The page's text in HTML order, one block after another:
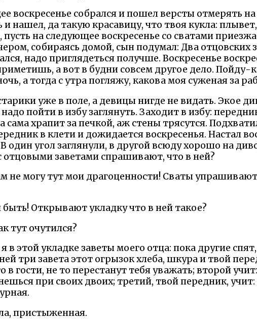
воскресенье собрался и пошел версты отмерять на
нашел, да такую красавицу, что твоя кукла: плывет,
на следующее воскресенье со сватами
собираясь домой, сын подумал: Два отцовских
надо приглядеться получше. Воскресенье
а вот в будни совсем другое дело. Пойду-
а тогда с утра погляжу, какова моя суженая за
уже в поле, а девицы нигде не видать. Экое
пойти в избу заглянуть. Заходит в избу:
сама храпит за печкой, аж стены трясутся.
в клети и дожидается воскресенья. Настал
один угол заглянули, в другой всюду хорошо на
отцовыми заветами спрашивают, что в ней?
не могу тут мои драгоценности! Сваты упрашивают
быть! Открывают укладку что в ней такое?
тут очутился?
в этой укладке заветы моего отца: пока другие
три завета этот огрызок хлеба, шкура и твой
в гости, не то перестанут тебя уважать; второй
при своих двоих; третий, твой передник,
пристыженная.